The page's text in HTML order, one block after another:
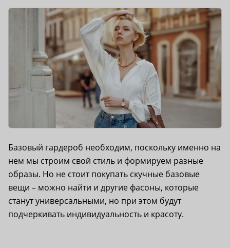
Базовый гардероб необходим, поскольку именно на
нем мы строим свой стиль и формируем разные
образы. Но не стоит покупать скучные базовые
вещи – можно найти и другие фасоны, которые
станут универсальными, но при этом будут
подчеркивать индивидуальность и красоту.